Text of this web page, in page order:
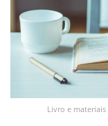
Livro e